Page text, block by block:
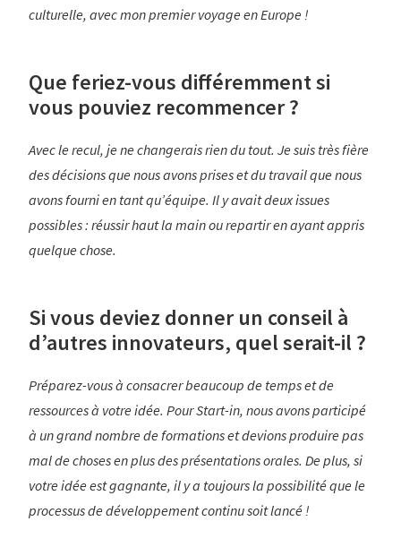
culturelle, avec mon premier voyage en Europe !
Que feriez-vous différemment si
vous pouviez recommencer ?
Avec le recul, je ne changerais rien du tout. Je suis très fière
des décisions que nous avons prises et du travail que nous
avons fourni en tant qu’équipe. Il y avait deux issues
possibles : réussir haut la main ou repartir en ayant appris
quelque chose.
Si vous deviez donner un conseil à
d’autres innovateurs, quel serait-il ?
Préparez-vous à consacrer beaucoup de temps et de
ressources à votre idée. Pour Start-in, nous avons participé
à un grand nombre de formations et devions produire pas
mal de choses en plus des présentations orales. De plus, si
votre idée est gagnante, il y a toujours la possibilité que le
processus de développement continu soit lancé !